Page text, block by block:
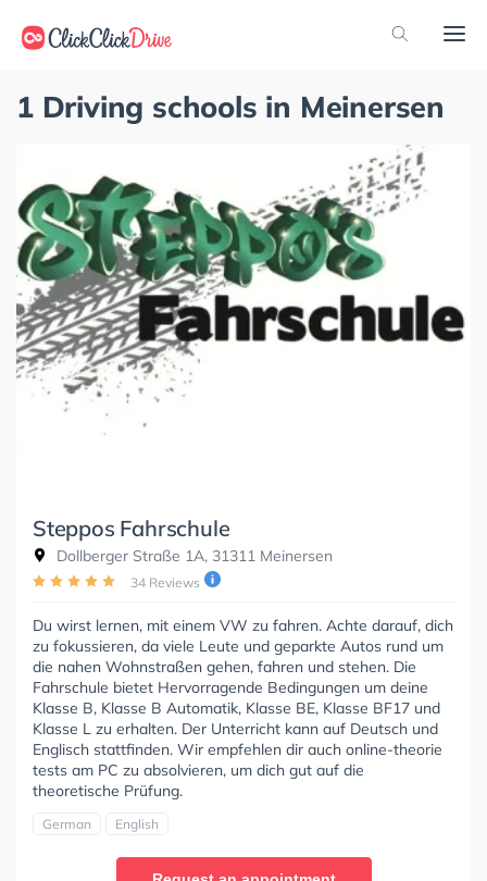
1 Driving schools in Meinersen
Steppos Fahrschule
Dollberger Straße 1A, 31311 Meinersen
34 Reviews
Du wirst lernen, mit einem VW zu fahren. Achte darauf, dich
zu fokussieren, da viele Leute und geparkte Autos rund um
die nahen Wohnstraßen gehen, fahren und stehen. Die
Fahrschule bietet Hervorragende Bedingungen um deine
Klasse B, Klasse B Automatik, Klasse BE, Klasse BF17 und
Klasse L zu erhalten. Der Unterricht kann auf Deutsch und
Englisch stattfinden. Wir empfehlen dir auch online-theorie
tests am PC zu absolvieren, um dich gut auf die
theoretische Prüfung.
German English